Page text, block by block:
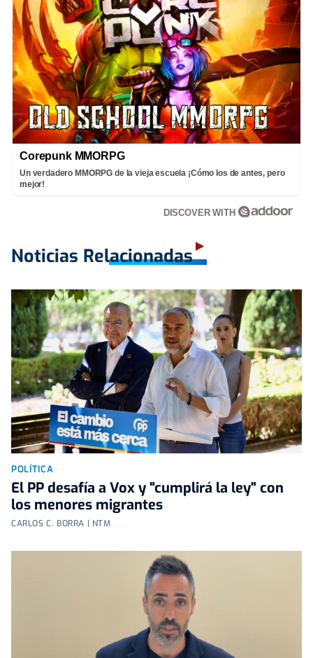
Corepunk MMORPG
Un verdadero MMORPG de la vieja escuela ¡Cómo los de antes, pero
mejor!
DISCOVER WITH
Noticias Relacionadas
POLÍTICA
El PP desafía a Vox y "cumplirá la ley" con
los menores migrantes
CARLOS C. BORRA | NTM